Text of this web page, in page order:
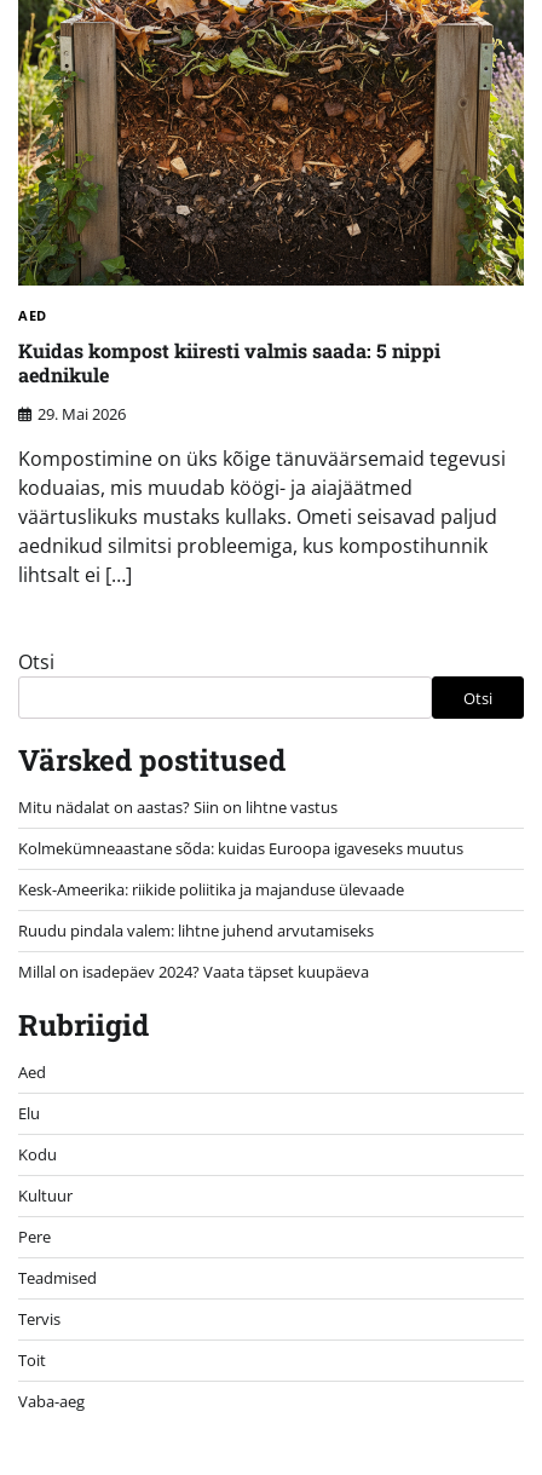
AED
Kuidas kompost kiiresti valmis saada: 5 nippi
aednikule
29. Mai 2026
Kompostimine on üks kõige tänuväärsemaid tegevusi
koduaias, mis muudab köögi- ja aiajäätmed
väärtuslikuks mustaks kullaks. Ometi seisavad paljud
aednikud silmitsi probleemiga, kus kompostihunnik
lihtsalt ei […]
Otsi
Otsi
Värsked postitused
Mitu nädalat on aastas? Siin on lihtne vastus
Kolmekümneaastane sõda: kuidas Euroopa igaveseks muutus
Kesk-Ameerika: riikide poliitika ja majanduse ülevaade
Ruudu pindala valem: lihtne juhend arvutamiseks
Millal on isadepäev 2024? Vaata täpset kuupäeva
Rubriigid
Aed
Elu
Kodu
Kultuur
Pere
Teadmised
Tervis
Toit
Vaba-aeg